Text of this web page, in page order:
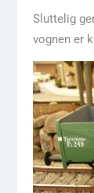
Sluttelig
vognen er